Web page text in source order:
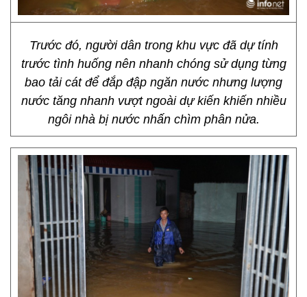
Trước đó, người dân trong khu vực đã dự tính
trước tình huống nên nhanh chóng sử dụng từng
bao tải cát để đắp đập ngăn nước nhưng lượng
nước tăng nhanh vượt ngoài dự kiến khiến nhiều
ngôi nhà bị nước nhấn chìm phân nửa.